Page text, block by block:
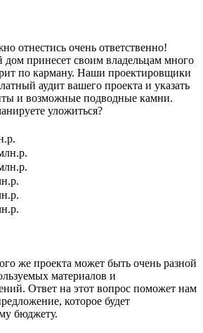
отнестись очень ответственно!
принесет своим владельцам много
по карману. Наши проектировщики
аудит вашего проекта и указать
и возможные подводные камни.
уложиться?
же проекта может быть очень разной
материалов и
Ответ на этот вопрос поможет нам
которое будет
бюджету.